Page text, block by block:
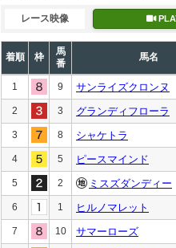
レース映像
着順 枠
馬
番
馬名
1 9 サンライズクロンヌ
2 3 グランディフローラ
3 8 シャケトラ
4 5 ピースマインド
5 2 ミスズダンディー
6 1 ヒルノマレット
7 10 サマーローズ